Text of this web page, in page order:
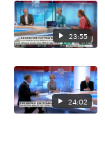
23:55
24:02